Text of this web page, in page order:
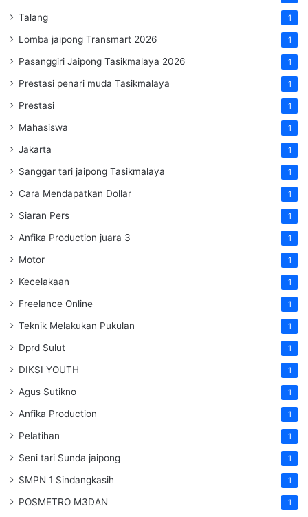
Talang 1
Lomba jaipong Transmart 2026 1
Pasanggiri Jaipong Tasikmalaya 2026 1
Prestasi penari muda Tasikmalaya 1
Prestasi 1
Mahasiswa 1
Jakarta 1
Sanggar tari jaipong Tasikmalaya 1
Cara Mendapatkan Dollar 1
Siaran Pers 1
Anfika Production juara 3 1
Motor 1
Kecelakaan 1
Freelance Online 1
Teknik Melakukan Pukulan 1
Dprd Sulut 1
DIKSI YOUTH 1
Agus Sutikno 1
Anfika Production 1
Pelatihan 1
Seni tari Sunda jaipong 1
SMPN 1 Sindangkasih 1
POSMETRO M3DAN 1